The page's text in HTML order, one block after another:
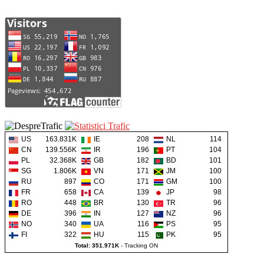
US 163.831K IE 208 NL
114
CN
139.556K IR 196 PT
104
PL
32.368K GB 182 BD
101
SG
1.806K VN 171 JM
100
RU
897 CO 171 GM
100
FR
658 CA 139 JP
98
RO
448 BR 130 TR
96
DE
396 IN 127 NZ
96
NO
340 UA 116 PS
95
FI
322 HU 115 PK 95
Total: 351.971K - Tracking ON